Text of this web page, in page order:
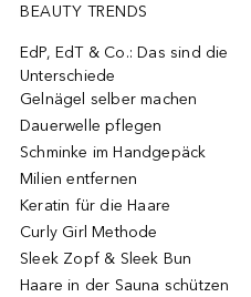
BEAUTY TRENDS
EdP, EdT & Co.: Das sind die
Unterschiede
Gelnägel selber machen
Dauerwelle pflegen
Schminke im Handgepäck
Milien entfernen
Keratin für die Haare
Curly Girl Methode
Sleek Zopf & Sleek Bun
Haare in der Sauna schützen